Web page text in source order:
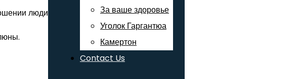
За ваше здоровье
Уголок Гаргантюа
Камертон
Contact Us
люди, которые при вас жуют.